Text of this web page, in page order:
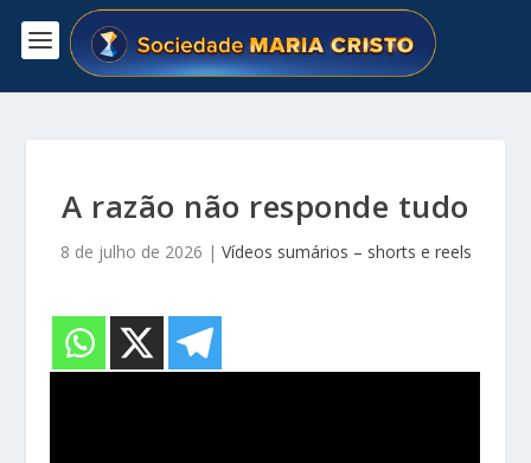
A razão não responde tudo
8 de julho de 2026 | Vídeos sumários – shorts e reels